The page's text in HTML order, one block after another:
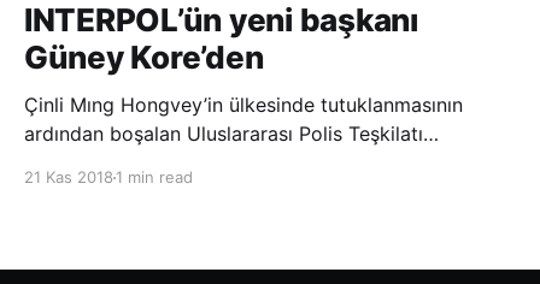
INTERPOL’ün yeni başkanı
Güney Kore’den
Çinli Mıng Hongvey’in ülkesinde tutuklanmasının
ardından boşalan Uluslararası Polis Teşkilatı
21 Kas 2018 1 min read